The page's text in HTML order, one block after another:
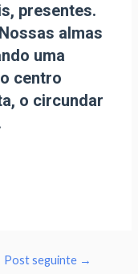
presentes.
almas
uma
centro
o circundar
Post seguinte →